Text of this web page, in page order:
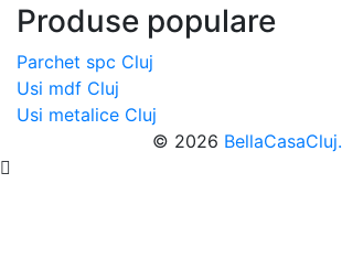
Produse populare
Parchet spc Cluj
Usi mdf Cluj
Usi metalice Cluj
© 2026 BellaCasaCluj.